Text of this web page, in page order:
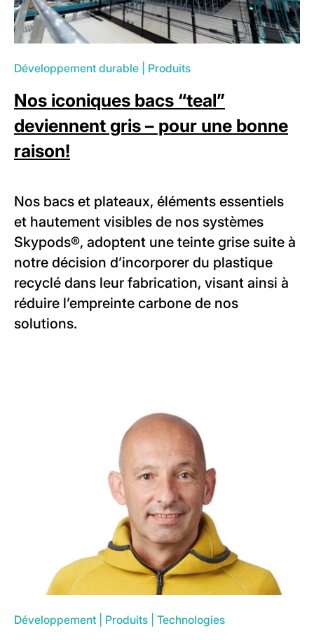
Développement durable Produits
Nos iconiques bacs “teal”
deviennent gris – pour une bonne
raison!
Nos bacs et plateaux, éléments essentiels
et hautement visibles de nos systèmes
Skypods®, adoptent une teinte grise suite à
notre décision d’incorporer du plastique
recyclé dans leur fabrication, visant ainsi à
réduire l’empreinte carbone de nos
solutions.
Développement Produits Technologies